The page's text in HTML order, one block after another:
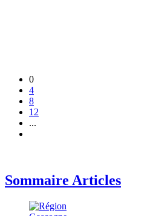
0
4
8
12
...
Sommaire Articles